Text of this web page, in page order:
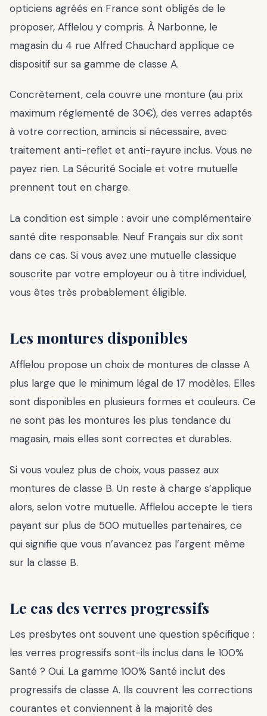
opticiens agréés en France sont obligés de le
proposer, Afflelou y compris. À Narbonne, le
magasin du 4 rue Alfred Chauchard applique ce
dispositif sur sa gamme de classe A.
Concrètement, cela couvre une monture (au prix
maximum réglementé de 30€), des verres adaptés
à votre correction, amincis si nécessaire, avec
traitement anti-reflet et anti-rayure inclus. Vous ne
payez rien. La Sécurité Sociale et votre mutuelle
prennent tout en charge.
La condition est simple : avoir une complémentaire
santé dite responsable. Neuf Français sur dix sont
dans ce cas. Si vous avez une mutuelle classique
souscrite par votre employeur ou à titre individuel,
vous êtes très probablement éligible.
Les montures disponibles
Afflelou propose un choix de montures de classe A
plus large que le minimum légal de 17 modèles. Elles
sont disponibles en plusieurs formes et couleurs. Ce
ne sont pas les montures les plus tendance du
magasin, mais elles sont correctes et durables.
Si vous voulez plus de choix, vous passez aux
montures de classe B. Un reste à charge s’applique
alors, selon votre mutuelle. Afflelou accepte le tiers
payant sur plus de 500 mutuelles partenaires, ce
qui signifie que vous n’avancez pas l’argent même
sur la classe B.
Le cas des verres progressifs
Les presbytes ont souvent une question spécifique :
les verres progressifs sont-ils inclus dans le 100%
Santé ? Oui. La gamme 100% Santé inclut des
progressifs de classe A. Ils couvrent les corrections
courantes et conviennent à la majorité des